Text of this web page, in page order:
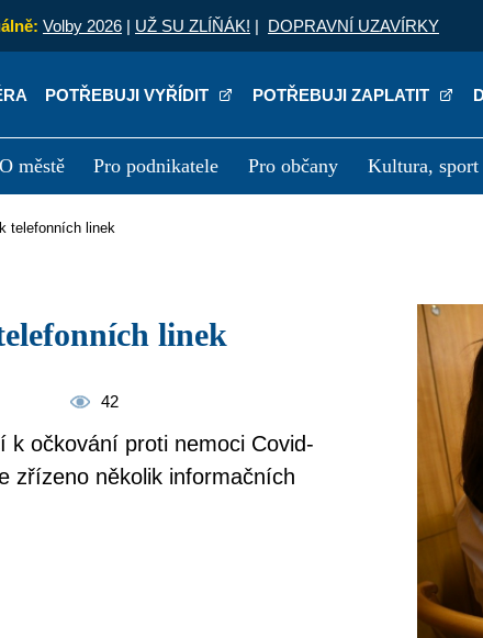
Volby 2026 | UŽ SU ZLÍŇÁK! | DOPRAVNÍ UZAVÍRKY
POTŘEBUJI VYŘÍDIT POTŘEBUJI ZAPLATIT
O městě Pro podnikatele Pro občany Kultura, sport
telefonních linek
linek
42
očkování proti nemoci Covid-
zřízeno několik informačních